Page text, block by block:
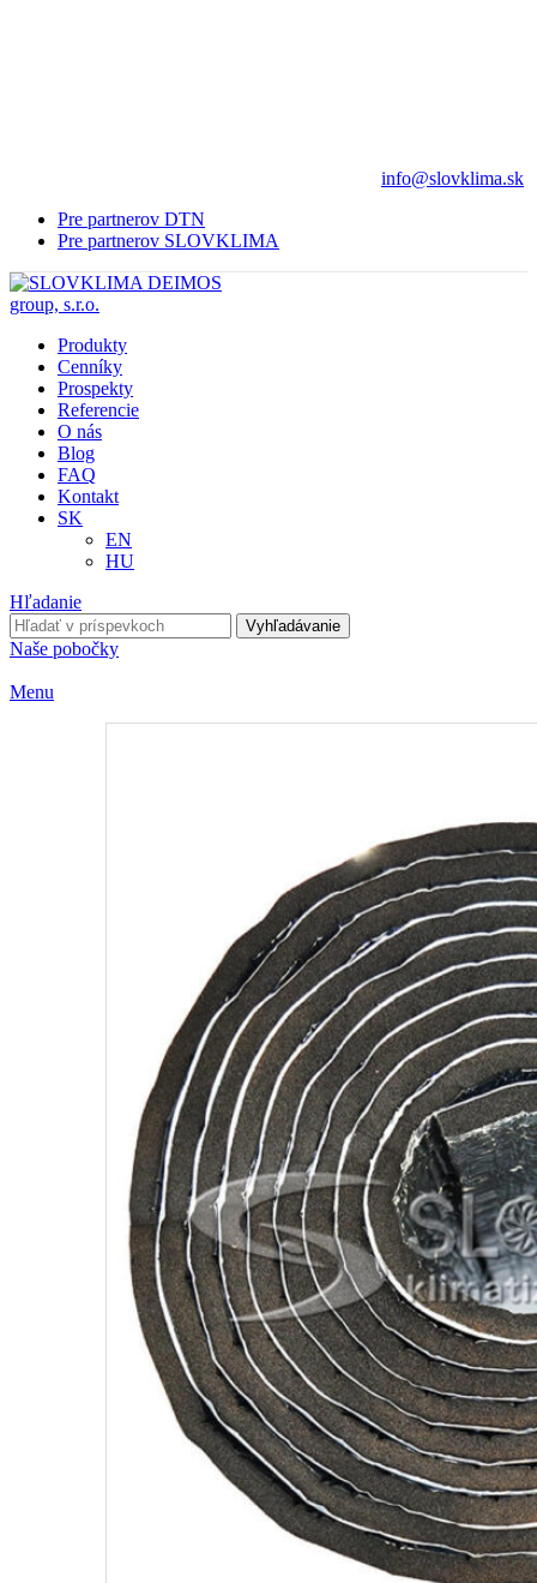
info@slovklima.sk
Pre partnerov DTN
Pre partnerov SLOVKLIMA
Produkty
Cenníky
Prospekty
Referencie
O nás
Blog
FAQ
Kontakt
SK
EN
HU
Hľadanie
Vyhľadávanie
Naše pobočky
Menu